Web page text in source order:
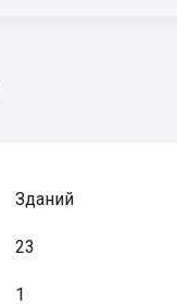
Зданий
23
1